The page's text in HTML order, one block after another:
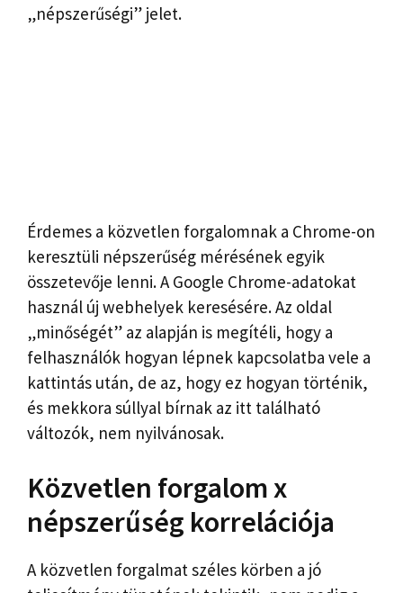
„népszerűségi” jelet.
Érdemes a közvetlen forgalomnak a Chrome-on
keresztüli népszerűség mérésének egyik
összetevője lenni. A Google Chrome-adatokat
használ új webhelyek keresésére. Az oldal
„minőségét” az alapján is megítéli, hogy a
felhasználók hogyan lépnek kapcsolatba vele a
kattintás után, de az, hogy ez hogyan történik,
és mekkora súllyal bírnak az itt található
változók, nem nyilvánosak.
Közvetlen forgalom x
népszerűség korrelációja
A közvetlen forgalmat széles körben a jó